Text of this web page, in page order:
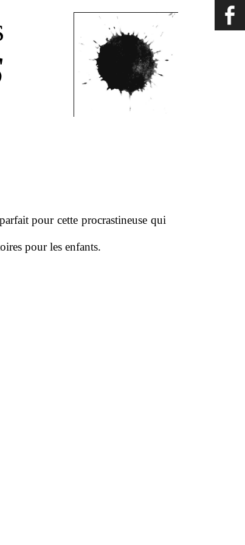
pour cette procrastineuse qui
pour les enfants.